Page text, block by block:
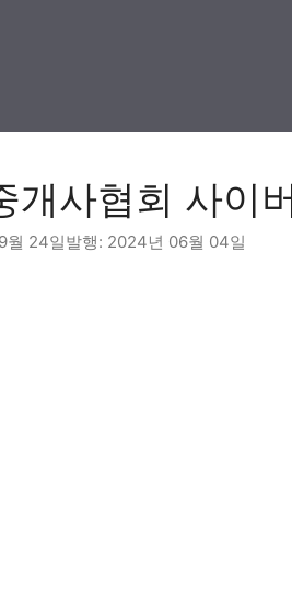
개사협회 사이
월 24일 2024년 06월 04일